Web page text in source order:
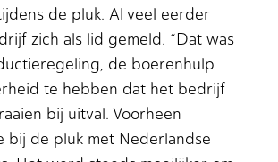
de pluk. Al veel eerder
zich als lid gemeld. “Dat was
de boerenhulp
te hebben dat het bedrijf
bij uitval. Voorheen
bij de pluk met Nederlandse